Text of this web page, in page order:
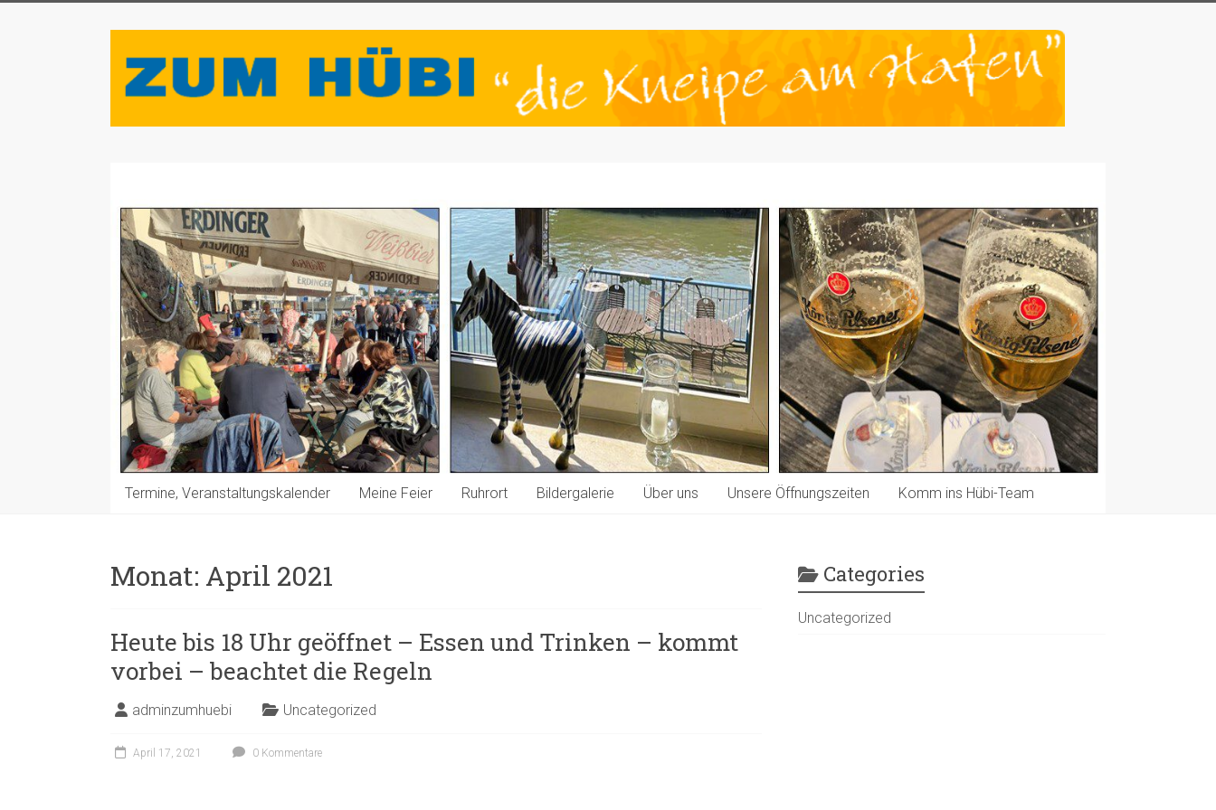
Termine, Veranstaltungskalender Meine Feier Ruhrort Bildergalerie Über uns Unsere Öffnungszeiten Komm ins Hübi-Team
Monat: April 2021
Heute bis 18 Uhr geöffnet – Essen und Trinken – kommt
vorbei – beachtet die Regeln
adminzumhuebi Uncategorized
April 17, 2021 0 Kommentare
Categories
Uncategorized